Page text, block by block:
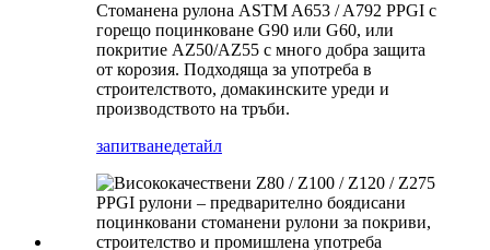
Стоманена рулона ASTM A653 / A792 PPGI с
горещо поцинковане G90 или G60, или
покритие AZ50/AZ55 с много добра защита
от корозия. Подходяща за употреба в
строителството, домакинските уреди и
производството на тръби.
запитванедетайл